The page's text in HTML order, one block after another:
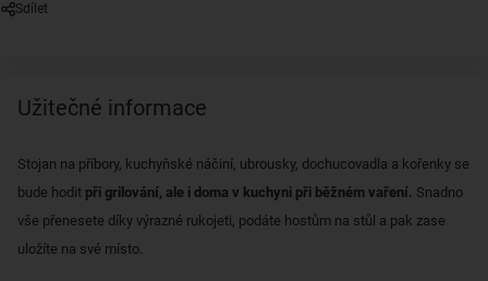
Sdílet
Užitečné informace
Stojan na příbory, kuchyňské náčiní, ubrousky, dochucovadla a kořenky se
bude hodit při grilování, ale i doma v kuchyni při běžném vaření. Snadno
vše přenesete díky výrazné rukojeti, podáte hostům na stůl a pak zase
uložíte na své místo.